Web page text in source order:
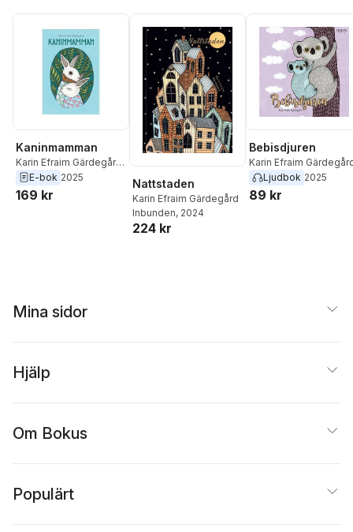
Kaninmamman
Karin Efraim Gärdegård ,
Malin Roca Ahlgren
E-bok 2025
169 kr
Nattstaden
Karin Efraim Gärdegård
Inbunden, 2024
224 kr
Bebisdjuren
Karin Efraim
Ljudbok 2025
89 kr
Mina sidor
Hjälp
Om Bokus
Populärt